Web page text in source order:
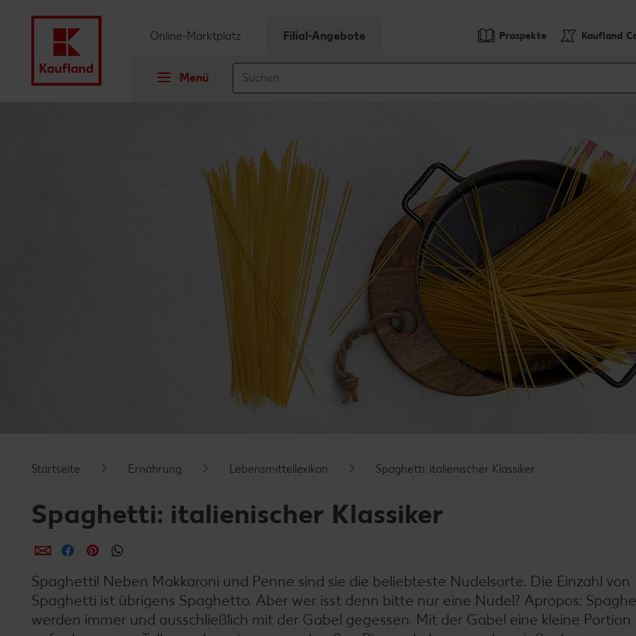
Prospekte Kaufland
Menü
Online-Marktplatz Filial-Angebote
Startseite Ernährung Lebensmittellexikon Spaghetti: italienischer Klassiker
Spaghetti: italienischer Klassiker
per E-Mail teilen
per Facebook teilen
per Pinterest teilen
Spaghetti! Neben Makkaroni und Penne sind sie die beliebteste Nudelsorte. Die Einzahl von
Spaghetti ist übrigens Spaghetto. Aber wer isst denn bitte nur eine Nudel? Apropos:
werden immer und ausschließlich mit der Gabel gegessen. Mit der Gabel eine kleine Portion